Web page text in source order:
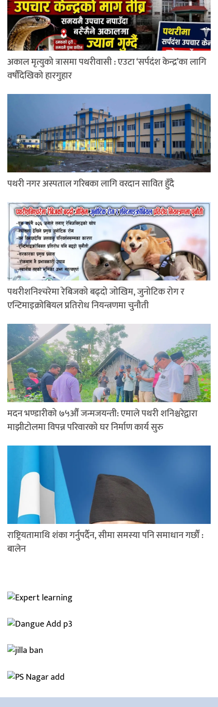
अकाल मृत्युको त्रासमा पथरीवासी : एउटा ‘सर्पदंश केन्द्र’का लागि
वर्षौंदेखिको हारगुहार
पथरी नगर अस्पताल गरिबका लागि वरदान सावित हुँदै
पथरीशनिश्‍चरेमा रेबिजको बढ्दो जोखिम, जुनोटिक रोग र
एन्टिमाइक्रोबियल प्रतिरोध नियन्त्रणमा चुनौती
मदन भण्डारीको ७५औँ जन्मजयन्ती: एमाले पथरी शनिश्चरेद्वारा
माझीटोलमा विपन्न परिवारको घर निर्माण कार्य सुरु
राष्ट्रियतामाथि शंका गर्नुपर्दैन, सीमा समस्या पनि समाधान गर्छौं :
बालेन